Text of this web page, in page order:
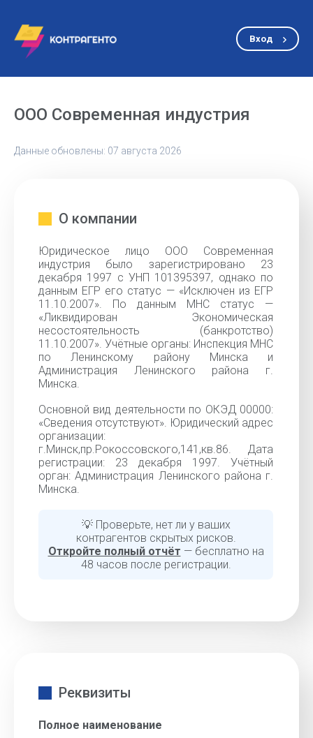
Вход
ООО Современная индустрия
Данные обновлены: 07 августа 2026
О компании
Юридическое лицо ООО Современная
индустрия было зарегистрировано 23
декабря 1997 с УНП 101395397, однако по
данным ЕГР его статус — «Исключен из ЕГР
11.10.2007». По данным МНС статус —
«Ликвидирован Экономическая
несостоятельность (банкротство)
11.10.2007». Учётные органы: Инспекция МНС
по Ленинскому району Минска и
Администрация Ленинского района г.
Минска.
Основной вид деятельности по ОКЭД 00000:
«Cведения отсутствуют». Юридический адрес
организации:
г.Минск,пр.Рокоссовского,141,кв.86. Дата
регистрации: 23 декабря 1997. Учётный
орган: Администрация Ленинского района г.
Минска.
💡 Проверьте, нет ли у ваших
контрагентов скрытых рисков.
Откройте полный отчёт — бесплатно на
48 часов после регистрации.
Реквизиты
Полное наименование